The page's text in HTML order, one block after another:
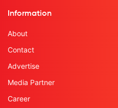
Information
About
Contact
Advertise
Media Partner
Career